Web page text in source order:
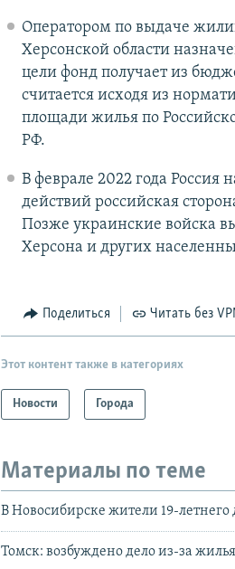
Оператором по выдаче
Херсонской области
цели фонд получает из
считается исходя из
площади жилья по
РФ.
В феврале 2022 года Россия
действий российская
Позже украинские войска
Херсона и других
Поделиться Читать без
Этот контент также в категориях
Новости Города
Материалы по теме
В Новосибирске жители 19-летнего
Томск: возбуждено дело из-за